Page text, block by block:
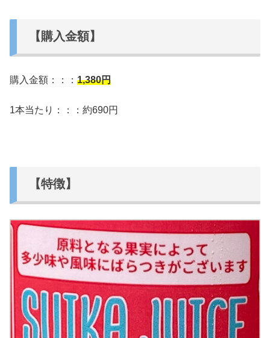
【購入金額】
購入金額：：： 1,380円
1本当たり：：：約690円
【特徴】